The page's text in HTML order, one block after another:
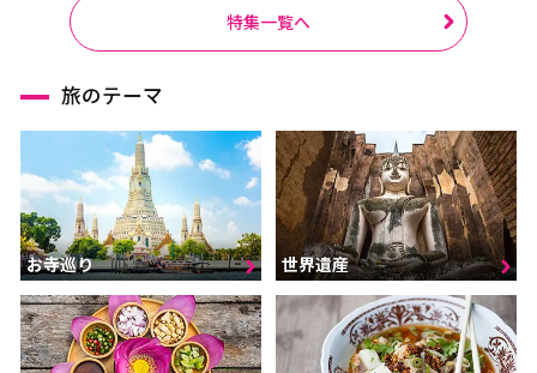
特集一覧へ
旅のテーマ
お寺巡り 世界遺産